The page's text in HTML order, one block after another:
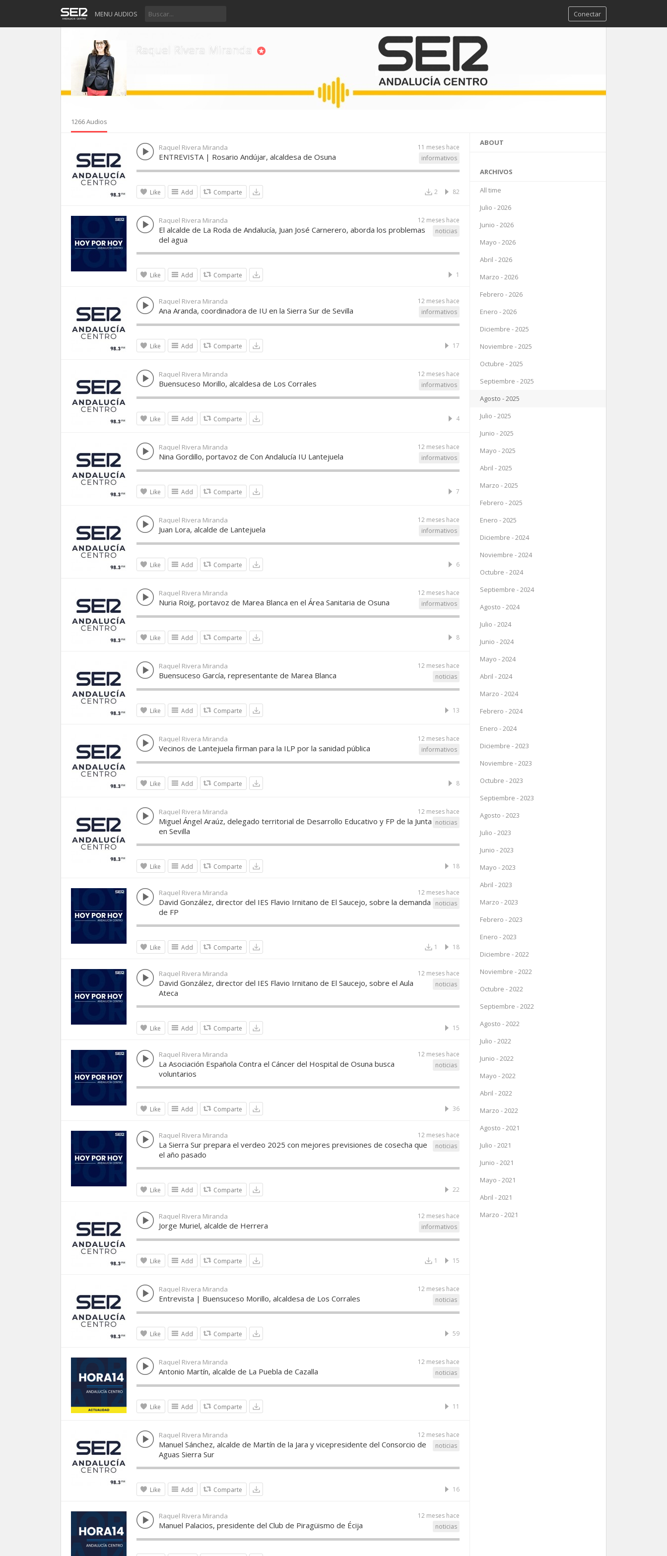
MENU AUDIOS Conectar
Raquel Rivera Miranda
1266 Audios
11 meses hace
Raquel Rivera Miranda
informativos
ENTREVISTA | Rosario Andújar, alcaldesa de Osuna
Like Add Comparte 82
2
12 meses hace
Raquel Rivera Miranda
noticias
El alcalde de La Roda de Andalucía, Juan José Carnerero, aborda los problemas
del agua
Like Add Comparte 1
12 meses hace
Raquel Rivera Miranda
informativos
Ana Aranda, coordinadora de IU en la Sierra Sur de Sevilla
Like Add Comparte 17
12 meses hace
Raquel Rivera Miranda
informativos
Buensuceso Morillo, alcaldesa de Los Corrales
Like Add Comparte 4
12 meses hace
Raquel Rivera Miranda
informativos
Nina Gordillo, portavoz de Con Andalucía IU Lantejuela
Like Add Comparte 7
12 meses hace
Raquel Rivera Miranda
informativos
Juan Lora, alcalde de Lantejuela
Like Add Comparte 6
12 meses hace
Raquel Rivera Miranda
informativos
Nuria Roig, portavoz de Marea Blanca en el Área Sanitaria de Osuna
Like Add Comparte 8
12 meses hace
Raquel Rivera Miranda
noticias
Buensuceso García, representante de Marea Blanca
Like Add Comparte 13
12 meses hace
Raquel Rivera Miranda
informativos
Vecinos de Lantejuela firman para la ILP por la sanidad pública
Like Add Comparte 8
12 meses hace
Raquel Rivera Miranda
noticias
Miguel Ángel Araúz, delegado territorial de Desarrollo Educativo y FP de la Junta
en Sevilla
Like Add Comparte 18
12 meses hace
Raquel Rivera Miranda
noticias
David González, director del IES Flavio Irnitano de El Saucejo, sobre la demanda
de FP
Like Add Comparte 18
1
12 meses hace
Raquel Rivera Miranda
noticias
David González, director del IES Flavio Irnitano de El Saucejo, sobre el Aula
Ateca
Like Add Comparte 15
12 meses hace
Raquel Rivera Miranda
noticias
La Asociación Española Contra el Cáncer del Hospital de Osuna busca
voluntarios
Like Add Comparte 36
12 meses hace
Raquel Rivera Miranda
noticias
La Sierra Sur prepara el verdeo 2025 con mejores previsiones de cosecha que
el año pasado
Like Add Comparte 22
12 meses hace
Raquel Rivera Miranda
informativos
Jorge Muriel, alcalde de Herrera
Like Add Comparte 15
1
12 meses hace
Raquel Rivera Miranda
noticias
Entrevista | Buensuceso Morillo, alcaldesa de Los Corrales
Like Add Comparte 59
12 meses hace
Raquel Rivera Miranda
noticias
Antonio Martín, alcalde de La Puebla de Cazalla
Like Add Comparte 11
12 meses hace
Raquel Rivera Miranda
noticias
Manuel Sánchez, alcalde de Martín de la Jara y vicepresidente del Consorcio de
Aguas Sierra Sur
Like Add Comparte 16
12 meses hace
Raquel Rivera Miranda
noticias
Manuel Palacios, presidente del Club de Piragüismo de Écija
ABOUT
ARCHIVOS
All time
Julio - 2026
Junio - 2026
Mayo - 2026
Abril - 2026
Marzo - 2026
Febrero - 2026
Enero - 2026
Diciembre - 2025
Noviembre - 2025
Octubre - 2025
Septiembre - 2025
Agosto - 2025
Julio - 2025
Junio - 2025
Mayo - 2025
Abril - 2025
Marzo - 2025
Febrero - 2025
Enero - 2025
Diciembre - 2024
Noviembre - 2024
Octubre - 2024
Septiembre - 2024
Agosto - 2024
Julio - 2024
Junio - 2024
Mayo - 2024
Abril - 2024
Marzo - 2024
Febrero - 2024
Enero - 2024
Diciembre - 2023
Noviembre - 2023
Octubre - 2023
Septiembre - 2023
Agosto - 2023
Julio - 2023
Junio - 2023
Mayo - 2023
Abril - 2023
Marzo - 2023
Febrero - 2023
Enero - 2023
Diciembre - 2022
Noviembre - 2022
Octubre - 2022
Septiembre - 2022
Agosto - 2022
Julio - 2022
Junio - 2022
Mayo - 2022
Abril - 2022
Marzo - 2022
Agosto - 2021
Julio - 2021
Junio - 2021
Mayo - 2021
Abril - 2021
Marzo - 2021